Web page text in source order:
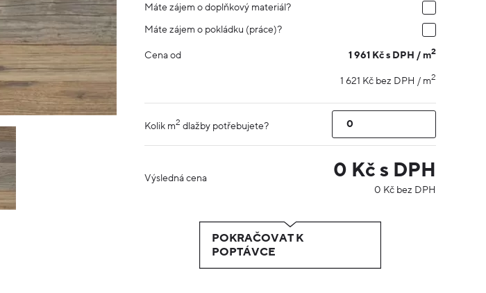
Máte zájem o doplňkový materiál?
Máte zájem o pokládku (práce)?
Cena od
1 961 Kč s DPH / m2
1 621 Kč bez DPH / m2
Kolik m2 dlažby potřebujete?
Výsledná cena 0 Kč s DPH
0 Kč bez DPH
POKRAČOVAT K
POPTÁVCE